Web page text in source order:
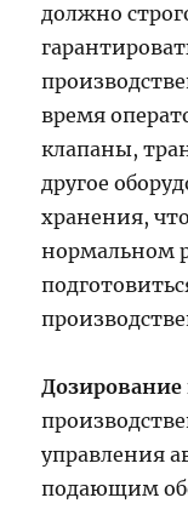
должно
время
клапаны,
другое
хранения,
нормальном
Дозирование
управления
подающим